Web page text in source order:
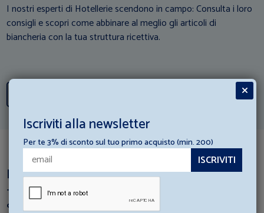
I nostri esperti di Hotellerie scendono in campo: Consulta i loro
consigli e scopri come abbinare al meglio gli articoli di
biancheria con la tua struttura ricettiva.
Dai un’occhiata a questi articoli
Ti è piaciuto questo prodotto? perchè non dai un’occhiata a
questi articoli correlati?
Iscriviti alla newsletter
Per te 3% di sconto sul tuo primo acquisto (min. 200)